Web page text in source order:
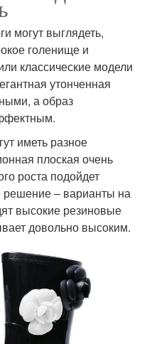
могут выглядеть,
голенище и
классические модели
утонченная
а образ
иметь разное
плоская очень
роста подойдет
– варианты на
высокие резиновые
довольно высоким.